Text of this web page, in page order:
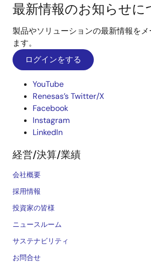
最新情報のお知らせに
製品やソリューションの最新情報を
ます。
ログインをする
YouTube
Renesas’s Twitter/X
Facebook
Instagram
LinkedIn
経営/決算/業績
会社概要
採用情報
投資家の皆様
ニュースルーム
サステナビリティ
お問合せ